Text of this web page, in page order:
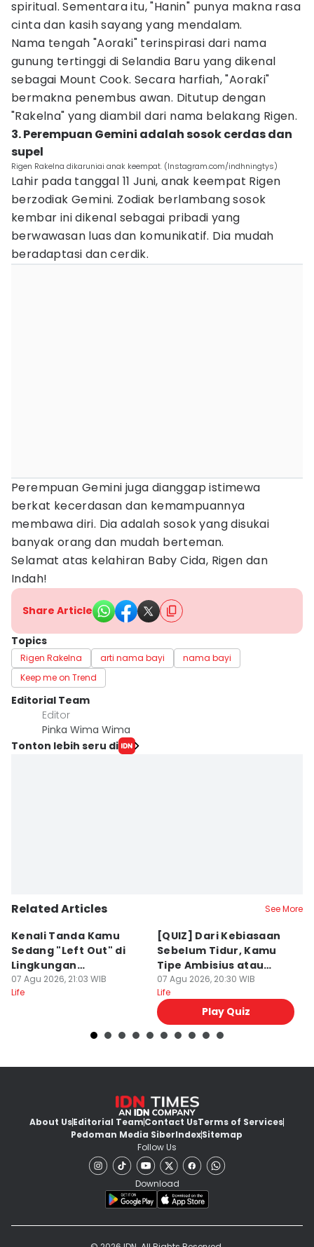
spiritual. Sementara itu, "Hanin" punya makna rasa
cinta dan kasih sayang yang mendalam.
Nama tengah "Aoraki" terinspirasi dari nama
gunung tertinggi di Selandia Baru yang dikenal
sebagai Mount Cook. Secara harfiah, "Aoraki"
bermakna penembus awan. Ditutup dengan
"Rakelna" yang diambil dari nama belakang Rigen.
3. Perempuan Gemini adalah sosok cerdas dan
supel
Rigen Rakelna dikaruniai anak keempat. (Instagram.com/indhningtys)
Lahir pada tanggal 11 Juni, anak keempat Rigen
berzodiak Gemini. Zodiak berlambang sosok
kembar ini dikenal sebagai pribadi yang
berwawasan luas dan komunikatif. Dia mudah
beradaptasi dan cerdik.
Perempuan Gemini juga dianggap istimewa
berkat kecerdasan dan kemampuannya
membawa diri. Dia adalah sosok yang disukai
banyak orang dan mudah berteman.
Selamat atas kelahiran Baby Cida, Rigen dan
Indah!
Share Article
Topics
Rigen Rakelna arti nama bayi
nama bayi
Keep me on Trend
Editorial Team
Editor
Pinka Wima Wima
Tonton lebih seru di
Related Articles See More
Kenali Tanda Kamu
Sedang "Left Out" di
Lingkungan
Pertemanan
07 Agu 2026, 21:03 WIB
Life
[QUIZ] Dari Kebiasaan
Sebelum Tidur, Kamu
Tipe Ambisius atau
Santai?
07 Agu 2026, 20:30 WIB
Life
Play Quiz
About UsEditorial TeamContact UsTerms of Services
Pedoman Media SiberIndexSitemap
Follow Us
Download